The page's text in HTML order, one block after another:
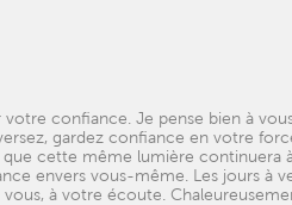
confiance. Je pense bien à
gardez confiance en votre
cette même lumière continuera
envers vous-même. Les jours à
à votre écoute.